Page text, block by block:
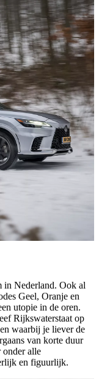
in Nederland. Ook al
Geel, Oranje en
utopie in de oren.
Rijkswaterstaat op
waarbij je liever de
van korte duur
alle
en figuurlijk.